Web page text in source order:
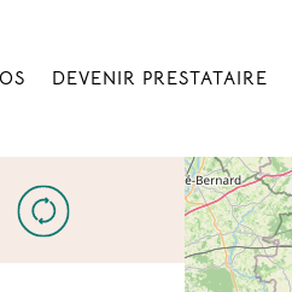
DEVENIR PRESTATAIRE